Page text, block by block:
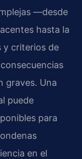
—desde
hasta la
y criterios de
graves. Una
puede
para
en el